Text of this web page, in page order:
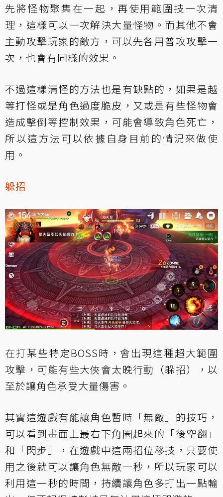
先將怪物聚集在一起，再使用範圍技一次清
理，這樣可以一次解決大量怪物。而其他不會
主動攻擊玩家的敵方，可以先各用普攻攻擊一
次，也會有同樣的效果。
不過這樣清怪的方法也是有缺點的，如果是越
等打怪或是角色過度脆皮，又或是有些怪物會
造成擊倒等控制效果，可能會導致角色死亡，
所以這方法可以依據自身目前的情況來做使
用。
躲招
在打某些特定BOSS時，會出現這種超大範圍
攻擊，可能有些大俠會太晚行動（躲招），以
至於讓角色承受大量傷害。
其實這遊戲有能讓角色暫時「無敵」的技巧，
可以看到畫面上最右下角圈起來的「後空翻」
和「閃步」，在遊戲中這兩招位移技，只要使
用之後就可以讓角色無敵一秒，所以玩家可以
利用這一秒的時間，持續讓角色多打出一點輸